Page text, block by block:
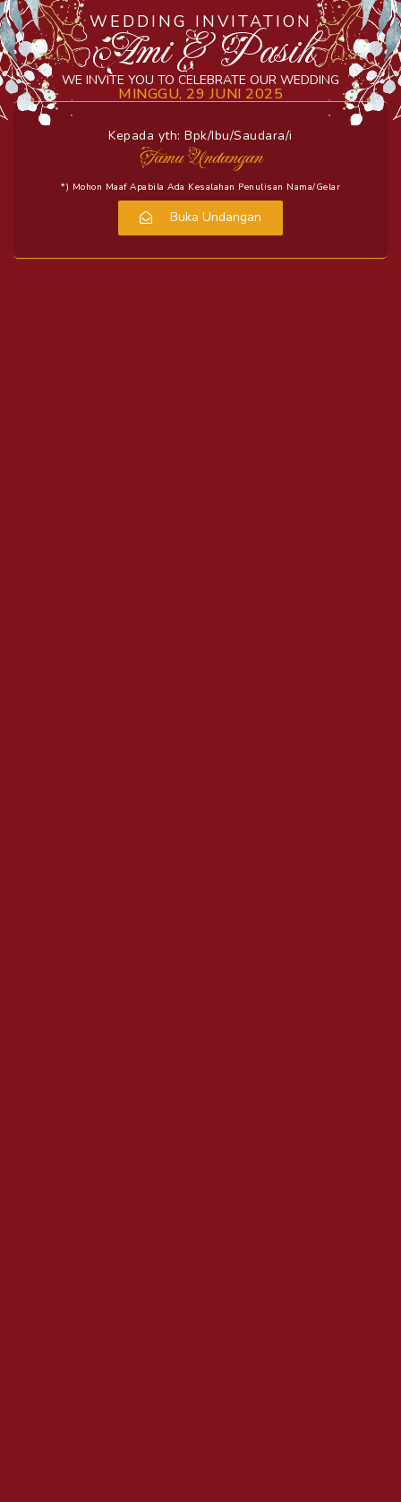
WEDDING INVITATION
Ami & Pasih
WE INVITE YOU TO CELEBRATE OUR WEDDING
MINGGU, 29 JUNI 2025
Kepada yth: Bpk/Ibu/Saudara/i
Tamu Undangan
*) Mohon Maaf Apabila Ada Kesalahan Penulisan Nama/gelar
Buka Undangan